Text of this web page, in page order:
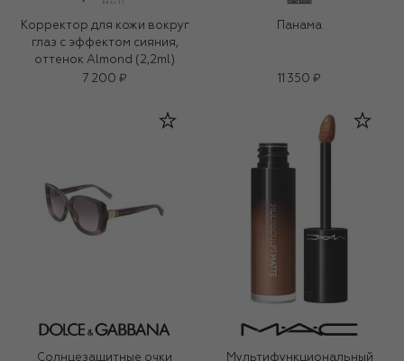
Корректор для кожи вокруг
глаз с эффектом сияния,
оттенок Almond (2,2ml)
7 200 ₽
Панама
11 350 ₽
Солнцезащитные очки
Мультифункциональный